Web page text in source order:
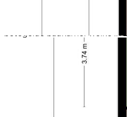
De ruime slaapkamer van ca
voorzijde, de overige 2
zijn gelegen aan de
betegelde badkamer welke in
voorzien van een
wastafelmeubel, wandcloset
Achter de glazen schuifwand